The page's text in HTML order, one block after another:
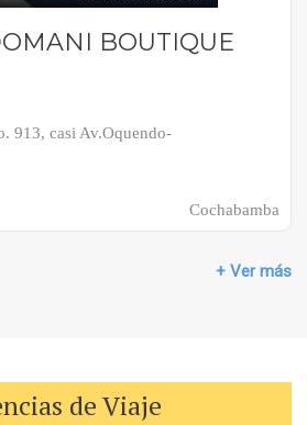
BOUTIQUE
913, casi Av.Oquendo-
Cochabamba
+ Ver más
de Viaje